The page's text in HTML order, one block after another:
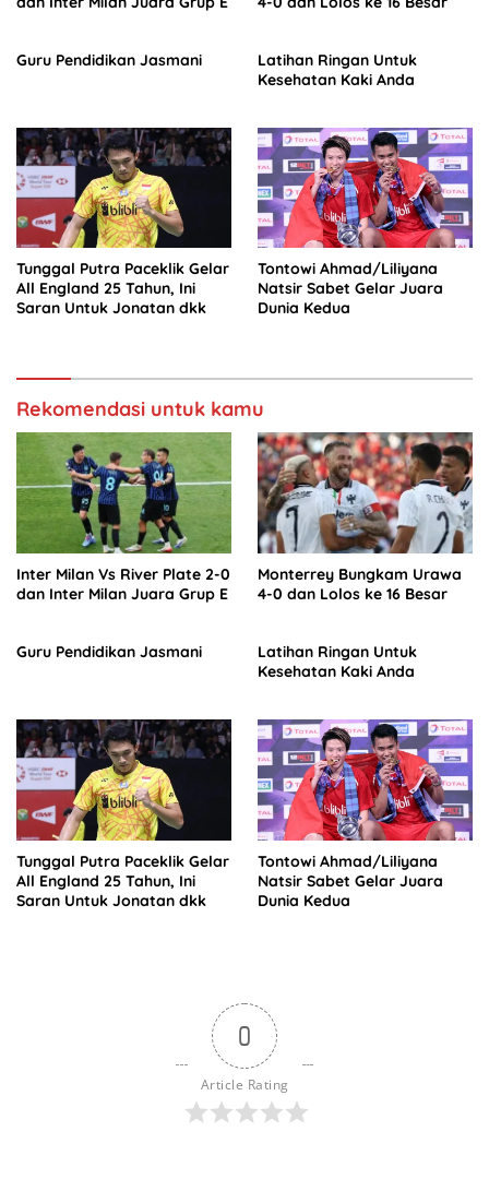
Guru Pendidikan Jasmani
Latihan Ringan Untuk
Kesehatan Kaki Anda
Tunggal Putra Paceklik Gelar
All England 25 Tahun, Ini
Saran Untuk Jonatan dkk
Tontowi Ahmad/Liliyana
Natsir Sabet Gelar Juara
Dunia Kedua
Rekomendasi untuk kamu
Inter Milan Vs River Plate 2-0
dan Inter Milan Juara Grup E
Monterrey Bungkam Urawa
4-0 dan Lolos ke 16 Besar
Guru Pendidikan Jasmani
Latihan Ringan Untuk
Kesehatan Kaki Anda
Tunggal Putra Paceklik Gelar
All England 25 Tahun, Ini
Saran Untuk Jonatan dkk
Tontowi Ahmad/Liliyana
Natsir Sabet Gelar Juara
Dunia Kedua
0
Article Rating